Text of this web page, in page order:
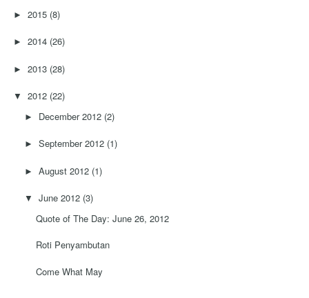
►2015 (8)
►2014 (26)
►2013 (28)
▼ 2012 (22)
► December 2012 (2)
►September 2012 (1)
►August 2012 (1)
▼ June 2012 (3)
Quote of The Day: June 26, 2012
Roti Penyambutan
Come What May